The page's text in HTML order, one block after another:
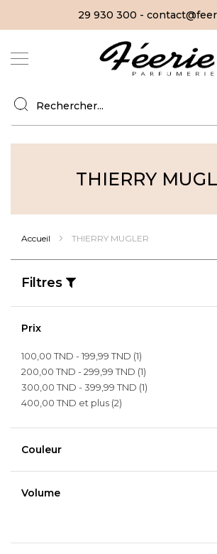
29 930 300 -
contenu
THIERRY
Accueil THIERRY MUGLER
Filtres
Prix
100,00 TND -199,99 TND 1article
200,00 TND -299,99 TND 1article
300,00 TND -399,99 TND 1article
400,00 TND et plus 2article
Couleur
Volume